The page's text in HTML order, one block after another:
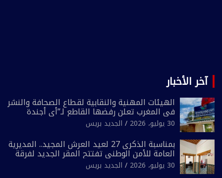
آخر الأخبار
الهيئات المهنية والنقابية لقطاع الصحافة والنشر
في المغرب تعلن رفضها القاطع لـ”أي أجندة
انتخابية مُعدة على مقاس سياسي ومصلحي
ضيق”
30 يوليو، 2026 الجديد بريس
بمناسبة الذكرى 27 لعيد العرش المجيد.. المديرية
العامة للأمن الوطني تفتتح المقر الجديد لفرقة
الشرطة السياحية بفاس
30 يوليو، 2026 الجديد بريس